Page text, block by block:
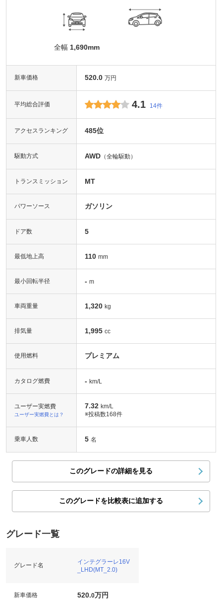
全幅 1,690mm
新車価格 520.0 万円
平均総合評価 4.1 14件
アクセスランキング 485位
駆動方式 AWD （全輪駆動）
トランスミッション MT
パワーソース ガソリン
ドア数 5
最低地上高 110 mm
最小回転半径 - m
車両重量 1,320 kg
排気量 1,995 cc
使用燃料 プレミアム
カタログ燃費 - km/L
ユーザー実燃費
ユーザー実燃費とは？
7.32 km/L
※投稿数168件
乗車人数 5 名
このグレードの詳細を見る
このグレードを比較表に追加する
グレード一覧
グレード名
インテグラーレ16V
_LHD(MT_2.0)
新車価格 520.0万円